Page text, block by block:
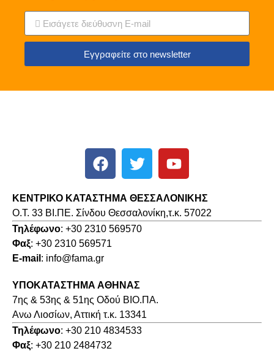
Εγγραφείτε στο newsletter
ΚΕΝΤΡΙΚΟ ΚΑΤΑΣΤΗΜΑ ΘΕΣΣΑΛΟΝΙΚΗΣ
O.T. 33 ΒΙ.ΠΕ. Σίνδου Θεσσαλονίκη,τ.κ. 57022
Τηλέφωνο: +30 2310 569570
Φαξ: +30 2310 569571
E-mail : info@fama.gr
ΥΠΟΚΑΤΑΣΤΗΜΑ ΑΘΗΝΑΣ
7ης & 53ης & 51ης Οδού ΒΙΟ.ΠΑ.
Ανω Λιοσίων, Αττική τ.κ. 13341
Τηλέφωνο: +30 210 4834533
Φαξ: +30 210 2484732